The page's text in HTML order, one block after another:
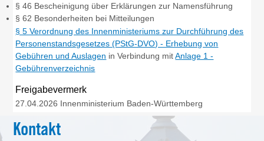
§ 46 Bescheinigung über Erklärungen zur Namensführung
§ 62 Besonderheiten bei Mitteilungen
§ 5 Verordnung des Innenministeriums zur Durchführung des
Personenstandsgesetzes (PStG-DVO) - Erhebung von
Gebühren und Auslagen in Verbindung mitAnlage 1 -
Gebührenverzeichnis
Freigabevermerk
27.04.2026 Innenministerium Baden-Württemberg
Kontakt